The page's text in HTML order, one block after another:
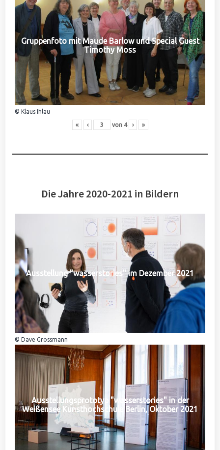
Gruppenfoto mit Maude Barlow und Special Guest
Timothy Moss
© Klaus Ihlau
« ‹ von 4 › »
Die Jahre 2020-2021 in Bildern
Ausstellung "wasserstories" im Dezember 2021
© Dave Grossmann
Ausstellungsprototyp "wasserstories" in der
Weißensee Kunsthochschule Berlin, Oktober 2021